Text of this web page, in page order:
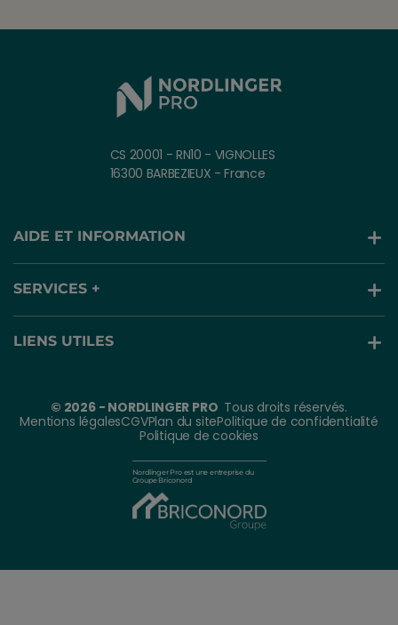
CS 20001 - RN10 - VIGNOLLES
16300 BARBEZIEUX - France
AIDE ET INFORMATION
SERVICES +
LIENS UTILES
© 2026 - NORDLINGER PRO Tous droits réservés.
Mentions légalesCGVPlan du sitePolitique de confidentialité
Politique de cookies
Nordlinger Pro est une entreprise du
Groupe Briconord